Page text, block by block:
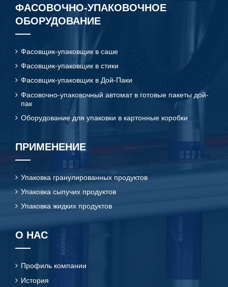
ФАСОВОЧНО-УПАКОВОЧНОЕ
ОБОРУДОВАНИЕ
Фасовщик-упаковщик в саше
Фасовщик-упаковщик в стики
Фасовщик-упаковщик в Дой-Паки
Фасовочно-упаковочный автомат в готовые пакеты дой-
пак
Оборудование для упаковки в картонные коробки
ПРИМЕНЕНИЕ
Упаковка гранулированных продуктов
Упаковка сыпучих продуктов
Упаковка жидких продуктов
О НАС
Профиль компании
История